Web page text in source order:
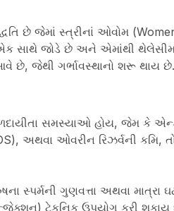
છે જેમાં સ્ત્રીનાં ઓવોમ
એક સાથે જોડે છે અને એમાંથી
છે, જેથી ગર્ભાવસ્થાનો શરૂ થાય છે.
સમસ્યાઓ હોય, જેમ કે
અથવા ઓવરીન રિઝર્વની કમિ,
સ્પર્મની ગુણવત્તા અથવા માત્રા
ટેકનિક ઉપયોગ કરી શકાય